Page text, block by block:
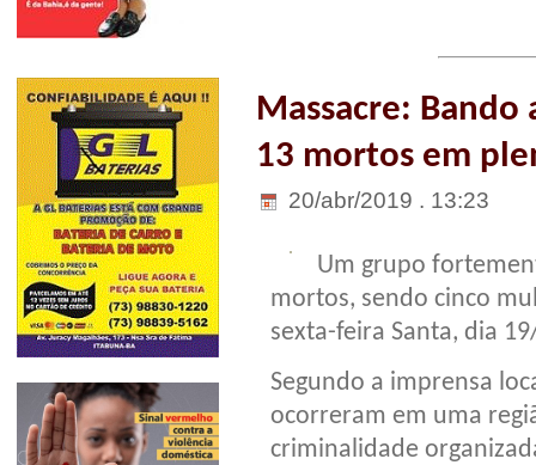
Massacre:
13 mortos em
20/abr/2019 . 13:23
Um grupo
mortos, sendo cinco
sexta-feira Santa, dia
Segundo a imprensa
ocorreram em uma
criminalidade